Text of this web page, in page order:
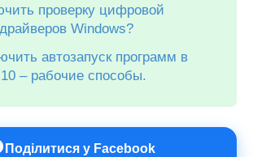
проверку цифровой
Windows?
автозапуск программ в
– рабочие способы.
Поділитися у Facebook